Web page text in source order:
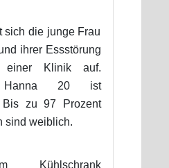
sich die junge Frau
ihrer Essstörung
Klinik auf.
Hanna 20 ist
Bis zu 97 Prozent
sind weiblich.
Kühlschrank